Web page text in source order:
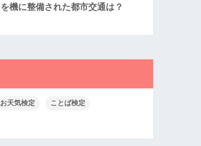
を機に整備された都市交通は？
お天気検定 ことば検定